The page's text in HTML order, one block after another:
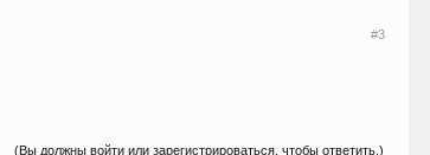
#3
(Вы должны войти или зарегистрироваться, чтобы ответить.)